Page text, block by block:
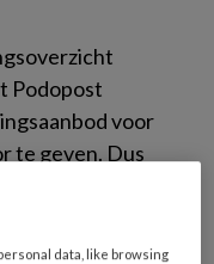
Podopost
voor
te geven. Dus
specifieke
het totale
data, like browsing